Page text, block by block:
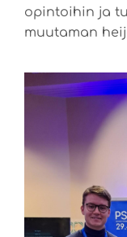
opintoihin ja
muutaman